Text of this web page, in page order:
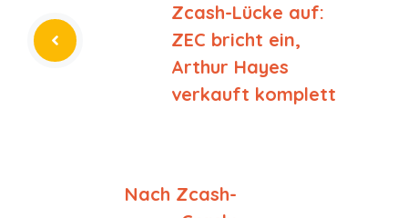
Zcash-Lücke auf:
ZEC bricht ein,
Arthur Hayes
verkauft komplett
Nach Zcash-